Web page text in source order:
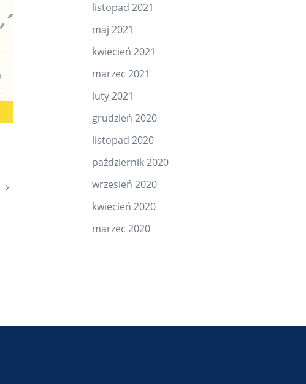
listopad 2021
maj 2021
kwiecień 2021
marzec 2021
luty 2021
grudzień 2020
listopad 2020
październik 2020
wrzesień 2020
kwiecień 2020
marzec 2020